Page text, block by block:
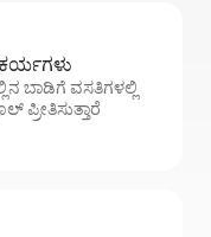
ಬಾಡಿಗೆ ವಸತಿಗಳಲ್ಲಿ
ಪ್ರೀತಿಸುತ್ತಾರೆ